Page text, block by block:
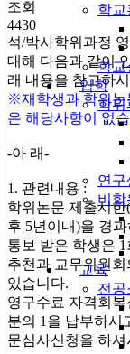
학교
학교
입학
학위
연구
비학
교육
전공
조회
4430
석/박사학위과정
대해 다음과 같이
래 내용을 참고하
※재학생과 학위논
은 해당사항이 없
-아 래-
1. 관련내용 :
학위논문 제출시
후 5년이내)을 경
통보 받은 학생은
추천과 교무위원
있습니다.
영구수료 자격회
분의 1을 납부하시
문심사신청을 하